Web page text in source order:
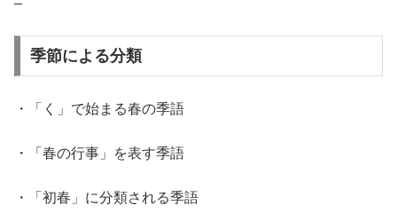
–
季節による分類
・「く」で始まる春の季語
・「春の行事」を表す季語
・「初春」に分類される季語